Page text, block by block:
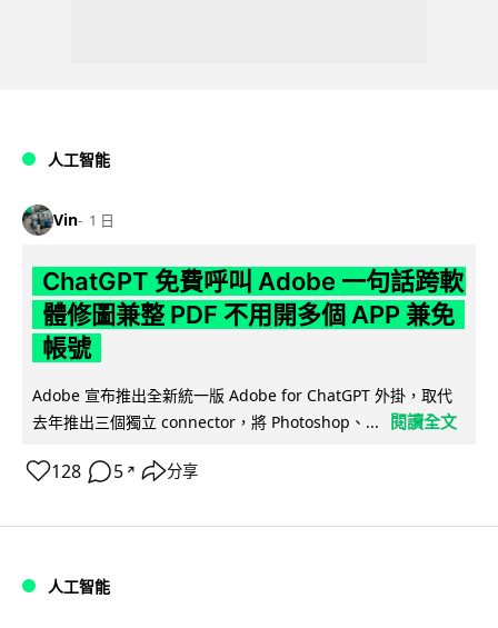
人工智能
Vin 1 日
ChatGPT 免費呼叫 Adobe 一句話跨軟
體修圖兼整 PDF 不用開多個 APP 兼免
帳號
Adobe 宣布推出全新統一版 Adobe for ChatGPT 外掛，取代
去年推出三個獨立 connector，將 Photoshop、...
閱讀全文
128 5 ↗ 分享
人工智能